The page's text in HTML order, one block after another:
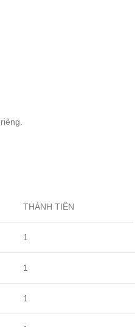
THÀNH TIỀN
1
1
1